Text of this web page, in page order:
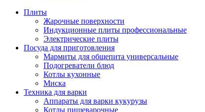
Плиты
Жарочные поверхности
Индукционные плиты профессиональные
Электрические плиты
Посуда для приготовления
Мармиты для общепита универсальные
Подогреватели блюд
Котлы кухонные
Миска
Техника для варки
Аппараты для варки кукурузы
Котлы пищеварочные